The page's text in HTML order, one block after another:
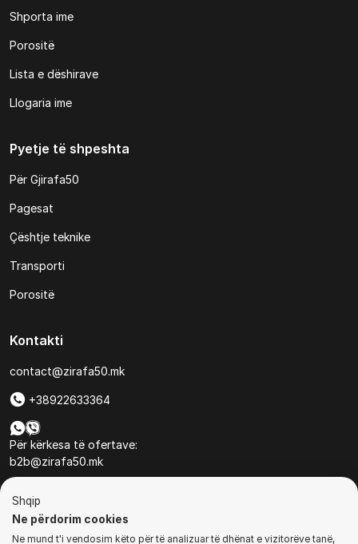
Shporta ime
Porositë
Lista e dëshirave
Llogaria ime
Pyetje të shpeshta
Për Gjirafa50
Pagesat
Çështje teknike
Transporti
Porositë
Kontakti
contact@zirafa50.mk
+38922633364
Për kërkesa të ofertave:
b2b@zirafa50.mk
Shqip
Ne përdorim cookies
Ne mund t'i vendosim këto për të analizuar të dhënat e vizitorëve tanë,